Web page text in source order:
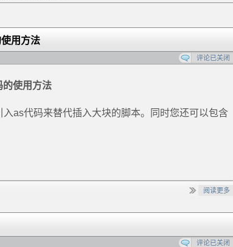
用方法
评论已关闭
使用方法
as代码来替代插入大块的脚本。同时您还可以包含
阅读更多
评论已关闭